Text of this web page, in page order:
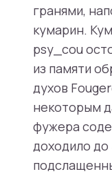
гранями,
кумарин.
psy_cou
из памяти
духов
некоторым
фужера
доходило